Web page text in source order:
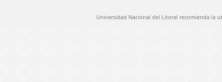
Universidad Nacional del Litoral recomienda la